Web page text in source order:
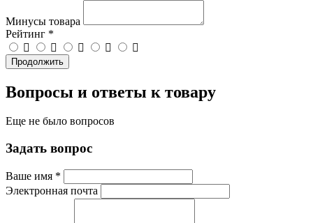
Минусы товара
Рейтинг *
Продолжить
Вопросы и ответы к товару
Еще не было вопросов
Задать вопрос
Ваше имя *
Электронная почта